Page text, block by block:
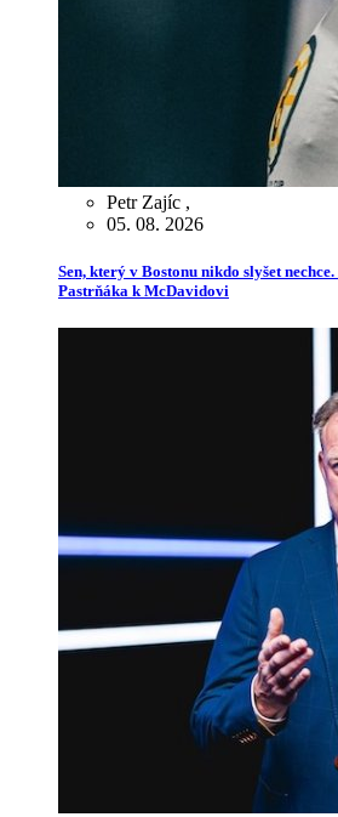
Petr Zajíc ,
05. 08. 2026
Sen, který v Bostonu nikdo slyšet
Pastrňáka k McDavidovi